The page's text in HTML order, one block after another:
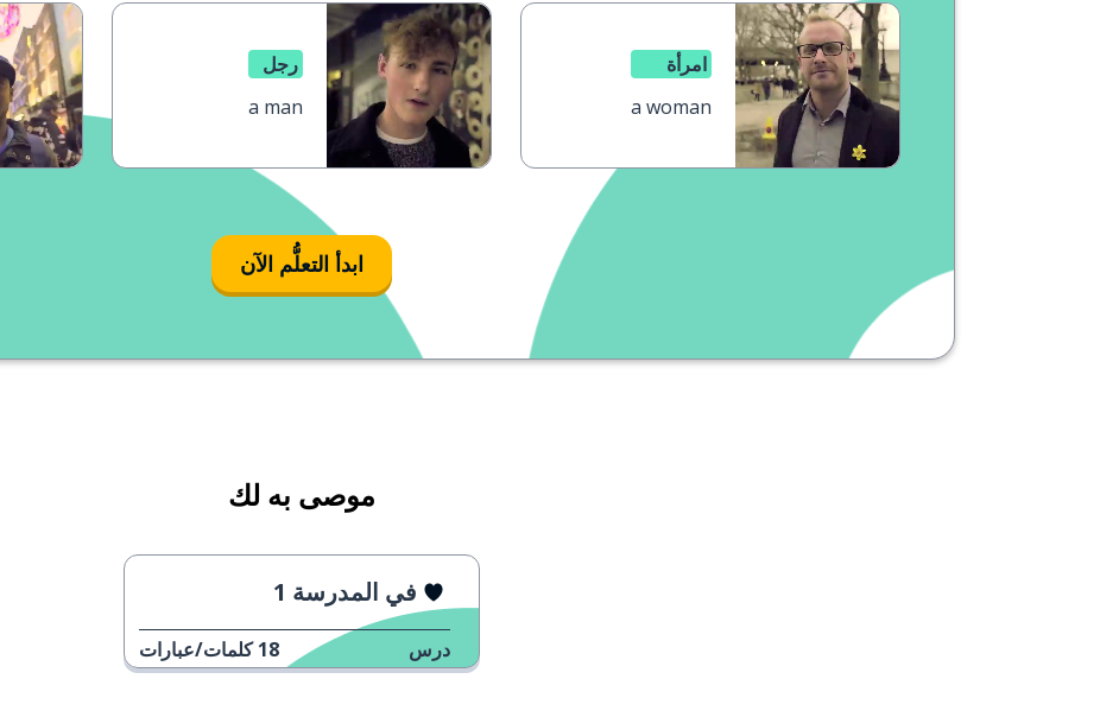
امرأة
a woman
رجل
a man
ابدأ التعلُّم الآن
موصى به لك
في المدرسة 1
درس 18 كلمات/عبارات